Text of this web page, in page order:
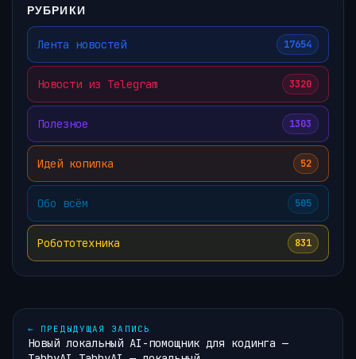
РУБРИКИ
Лента новостей 17654
Новости из Telegram 3320
Полезное 1303
Идей копилка 52
Обо всём 505
Робототехника 831
← ПРЕДЫДУЩАЯ ЗАПИСЬ
Новый локальный AI-помощник для кодинга —